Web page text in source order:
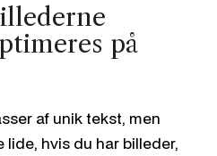
på
af unik tekst, men
lide, hvis du har billeder,